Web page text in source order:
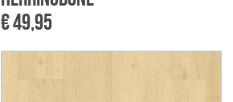
€ 49,95